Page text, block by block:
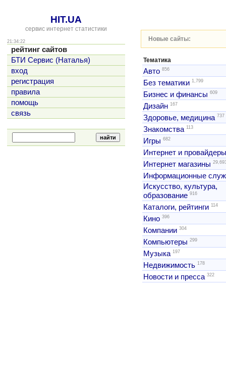
HIT.UA
сервис интернет статистики
21:34:22
рейтинг сайтов
БТИ Сервис (Наталья)
вход
регистрация
правила
помощь
связь
Новые сайты:
Тематика
Авто 856
Без тематики 1,799
Бизнес и финансы 609
Дизайн 167
Здоровье, медицина 737
Знакомства 113
Игры 682
Интернет и провайдеры
Интернет магазины
Информационные
Искусство, культура,
образование 916
Каталоги, рейтинги 114
Кино 396
Компании 304
Компьютеры 299
Музыка 197
Недвижимость 178
Новости и пресса 322